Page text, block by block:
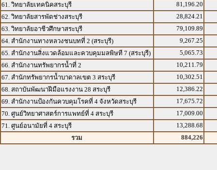
61. วิทยาลัยเทคนิคสระบุรี
81,196.20
62. วิทยาลัยสารพัดช่างสระบุรี
28,824.21
63. วิทยาลัยอาชีวศึกษาสระบุรี
79,109.89
64. สำนักงานทางหลวงชนบทที่ 2 (สระบุรี)
9,267.25
65. สำนักงานสิ่งแวดล้อมและควบคุมมลพิษที 7 (สระบุรี)
5,065.73
66. สำนักงานทรัพยากรน้ำที่ 2
10,211.79
67. สำนักทรัพยากรน้ำบาดาลเขต 3 สระบุรี
10,302.51
68. สถาบันพัฒนาฝีมือแรงงาน 28 สระบุรี
12,386.22
69. สำนักงานป้องกันควบคุมโรคที่ 4 จังหวัดสระบุรี
17,675.72
70. ศูนย์วิทยาศาสตร์การแพทย์ที่ 4 สระบุรี
17,009.00
71. ศูนย์อนามัยที่ 4 สระบุรี
13,288.68
รวม
884,226